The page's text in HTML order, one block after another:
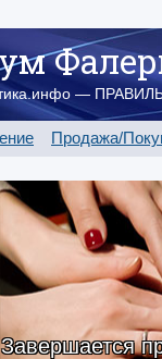
—
Продажа/
Завершается